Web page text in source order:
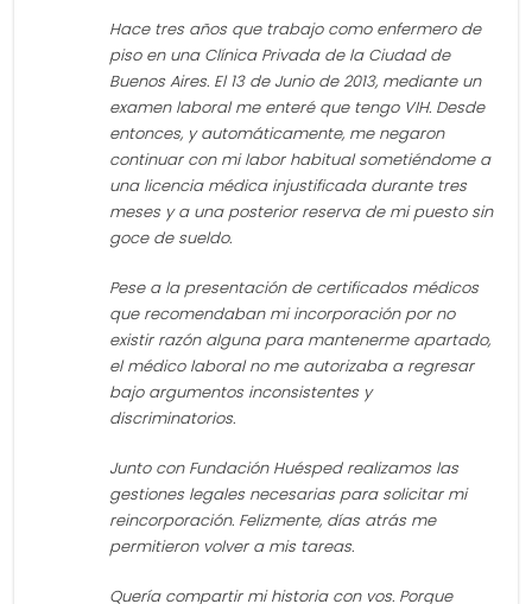
Hace tres años que trabajo como enfermero de
piso en una Clínica Privada de la Ciudad de
Buenos Aires. El 13 de Junio de 2013, mediante un
examen laboral me enteré que tengo VIH. Desde
entonces, y automáticamente, me negaron
continuar con mi labor habitual sometiéndome a
una licencia médica injustificada durante tres
meses y a una posterior reserva de mi puesto sin
goce de sueldo.
Pese a la presentación de certificados médicos
que recomendaban mi incorporación por no
existir razón alguna para mantenerme apartado,
el médico laboral no me autorizaba a regresar
bajo argumentos inconsistentes y
discriminatorios.
Junto con Fundación Huésped realizamos las
gestiones legales necesarias para solicitar mi
reincorporación. Felizmente, días atrás me
permitieron volver a mis tareas.
Quería compartir mi historia con vos. Porque